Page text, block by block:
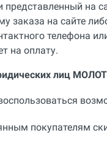
представленный на
заказа на сайте
телефона
на оплату.
лиц
покупателям